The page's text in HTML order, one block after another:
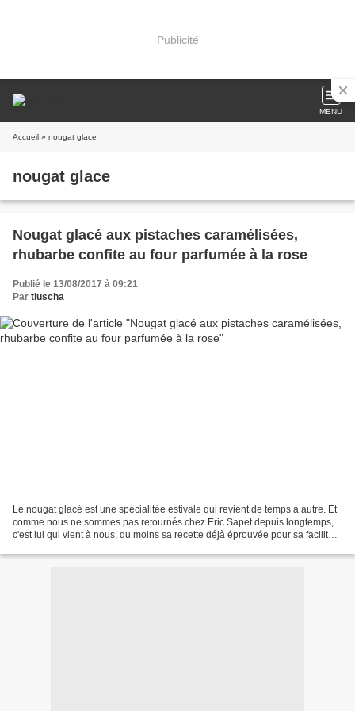
Publicité
MENU
Accueil » nougat glace
nougat glace
Nougat glacé aux pistaches caramélisées,
rhubarbe confite au four parfumée à la rose
Publié le 13/08/2017 à 09:21
Par tiuscha
Le nougat glacé est une spécialitée estivale qui revient de temps à autre. Et
comme nous ne sommes pas retournés chez Eric Sapet depuis longtemps,
c'est lui qui vient à nous, du moins sa recette déjà éprouvée pour sa facilité